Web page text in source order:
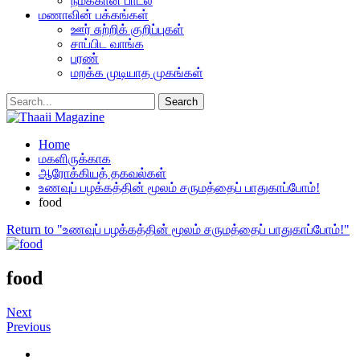
மணாவின் பக்கங்கள்
ஊர் சுற்றிக் குறிப்புகள்
சாப்பிட வாங்க
பரண்
மறக்க முடியாத முகங்கள்
Home
மகளிருக்காக
ஆரோக்கியத் தகவல்கள்
உணவுப் பழக்கத்தின் மூலம் சருமத்தைப் பாதுகாப்போம்!
food
Return to "உணவுப் பழக்கத்தின் மூலம் சருமத்தைப் பாதுகாப்போம்!"
food
Next
Previous